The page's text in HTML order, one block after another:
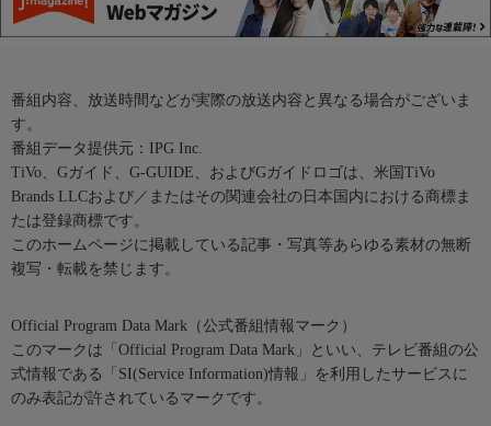
番組内容、放送時間などが実際の放送内容と異なる場合がございま
す。
番組データ提供元：IPG Inc.
TiVo、Gガイド、G-GUIDE、およびGガイドロゴは、米国TiVo
Brands LLCおよび／またはその関連会社の日本国内における商標ま
たは登録商標です。
このホームページに掲載している記事・写真等あらゆる素材の無断
複写・転載を禁じます。
Official Program Data Mark（公式番組情報マーク）
このマークは「Official Program Data Mark」といい、テレビ番組の公
式情報である「SI(Service Information)情報」を利用したサービスに
のみ表記が許されているマークです。